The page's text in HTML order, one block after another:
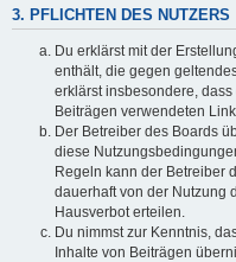
3. PFLICHTEN DES NUTZERS
Du erklärst mit der
enthält, die gegen
erklärst insbesondere,
Beiträgen verwendeten
Der Betreiber des Boards
diese
Regeln kann der Betreiber
dauerhaft von der Nutzung
Hausverbot erteilen.
Du nimmst zur Kenntnis,
Inhalte von Beiträgen